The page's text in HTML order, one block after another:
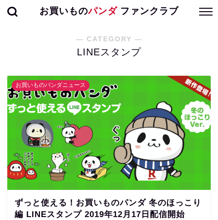
お買いものパンダ ファンクラブ
― CATEGORY ―
LINEスタンプ
お買いものパンダニュース
ずっと使える！お買いものパンダ 冬のほっこり
編 LINEスタンプ 2019年12月17日配信開始